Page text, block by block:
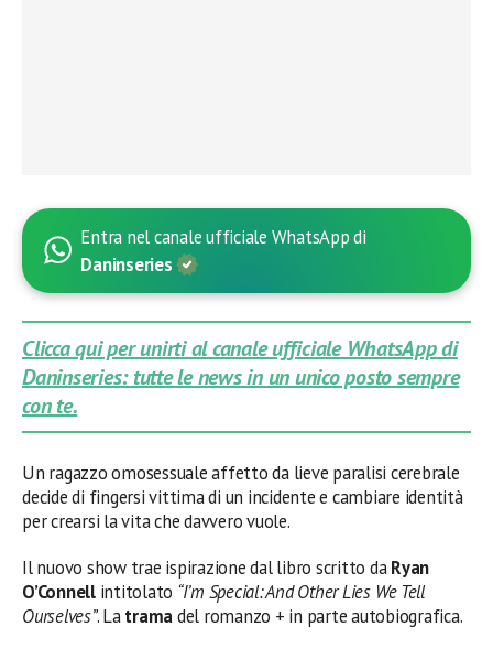
Entra nel canale ufficiale WhatsApp di
Daninseries
Clicca qui per unirti al canale ufficiale WhatsApp di
Daninseries: tutte le news in un unico posto sempre
con te.
Un ragazzo omosessuale affetto da lieve paralisi cerebrale
decide di fingersi vittima di un incidente e cambiare identità
per crearsi la vita che davvero vuole.
Il nuovo show trae ispirazione dal libro scritto daRyan
O’Connellintitolato “I’m Special: And Other Lies We Tell
Ourselves”. Latramadel romanzo + in parte autobiografica.